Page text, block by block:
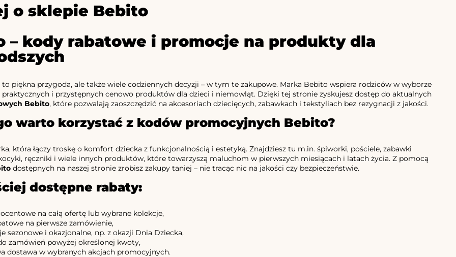
o sklepie Bebito
– kody rabatowe i promocje na produkty dla
piękna przygoda, ale także wiele codziennych decyzji – w tym te zakupowe. Marka Bebito wspiera rodziców w wyborze
praktycznych i przystępnych cenowo produktów dla dzieci i niemowląt. Dzięki tej stronie zyskujesz dostęp do aktualnych
Bebito, które pozwalają zaoszczędzić na akcesoriach dziecięcych, zabawkach i tekstyliach bez rezygnacji z jakości.
warto korzystać z kodów promocyjnych Bebito?
która łączy troskę o komfort dziecka z funkcjonalnością i estetyką. Znajdziesz tu m.in. śpiworki, pościele, zabawki
ręczniki i wiele innych produktów, które towarzyszą maluchom w pierwszych miesiącach i latach życia. Z pomocą
dostępnych na naszej stronie zrobisz zakupy taniej – nie tracąc nic na jakości czy bezpieczeństwie.
dostępne rabaty:
na całą ofertę lub wybrane kolekcje,
na pierwsze zamówienie,
sezonowe i okazjonalne, np. z okazji Dnia Dziecka,
zamówień powyżej określonej kwoty,
dostawa w wybranych akcjach promocyjnych.